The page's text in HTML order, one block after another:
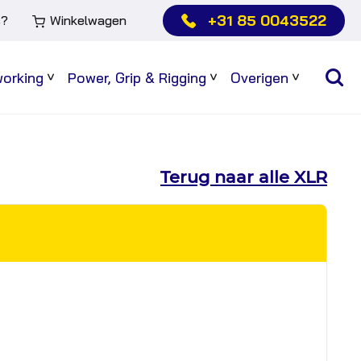
Winkelwagen +31 85 0043522
Sub
Power, Grip & Rigging
Sub
Overigen
Sub
Terug naar alle XLR